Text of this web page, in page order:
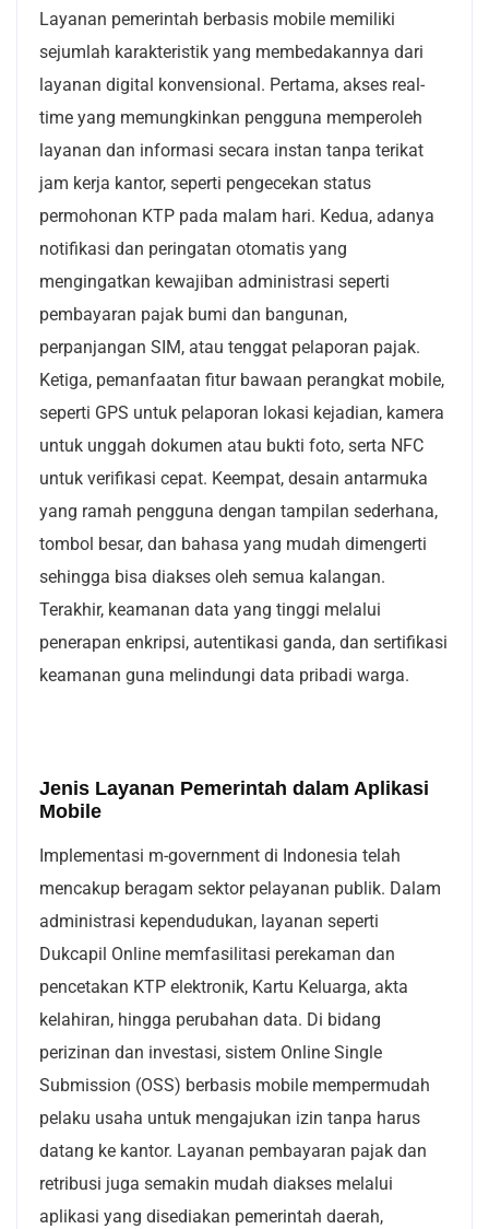
Layanan pemerintah berbasis mobile memiliki
sejumlah karakteristik yang membedakannya dari
layanan digital konvensional. Pertama, akses real-
time yang memungkinkan pengguna memperoleh
layanan dan informasi secara instan tanpa terikat
jam kerja kantor, seperti pengecekan status
permohonan KTP pada malam hari. Kedua, adanya
notifikasi dan peringatan otomatis yang
mengingatkan kewajiban administrasi seperti
pembayaran pajak bumi dan bangunan,
perpanjangan SIM, atau tenggat pelaporan pajak.
Ketiga, pemanfaatan fitur bawaan perangkat mobile,
seperti GPS untuk pelaporan lokasi kejadian, kamera
untuk unggah dokumen atau bukti foto, serta NFC
untuk verifikasi cepat. Keempat, desain antarmuka
yang ramah pengguna dengan tampilan sederhana,
tombol besar, dan bahasa yang mudah dimengerti
sehingga bisa diakses oleh semua kalangan.
Terakhir, keamanan data yang tinggi melalui
penerapan enkripsi, autentikasi ganda, dan sertifikasi
keamanan guna melindungi data pribadi warga.
Jenis Layanan Pemerintah dalam Aplikasi
Mobile
Implementasi m-government di Indonesia telah
mencakup beragam sektor pelayanan publik. Dalam
administrasi kependudukan, layanan seperti
Dukcapil Online memfasilitasi perekaman dan
pencetakan KTP elektronik, Kartu Keluarga, akta
kelahiran, hingga perubahan data. Di bidang
perizinan dan investasi, sistem Online Single
Submission (OSS) berbasis mobile mempermudah
pelaku usaha untuk mengajukan izin tanpa harus
datang ke kantor. Layanan pembayaran pajak dan
retribusi juga semakin mudah diakses melalui
aplikasi yang disediakan pemerintah daerah,